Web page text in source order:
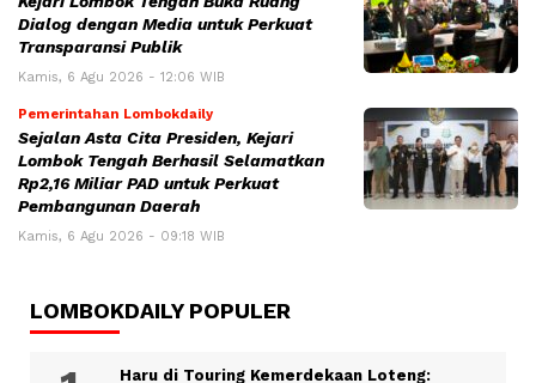
Dialog dengan Media untuk Perkuat
Transparansi Publik
Kamis, 6 Agu 2026 - 12:06 WIB
Pemerintahan Lombokdaily
Sejalan Asta Cita Presiden, Kejari
Lombok Tengah Berhasil Selamatkan
Rp2,16 Miliar PAD untuk Perkuat
Pembangunan Daerah
Kamis, 6 Agu 2026 - 09:18 WIB
LOMBOKDAILY POPULER
Haru di Touring Kemerdekaan Loteng: